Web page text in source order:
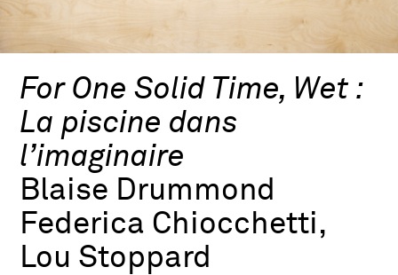
For One Solid Time, Wet :
La piscine dans
l’imaginaire
Blaise Drummond
Federica Chiocchetti,
Lou Stoppard